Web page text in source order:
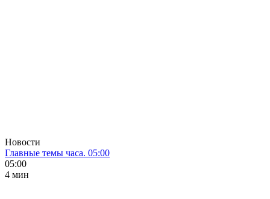
Новости
Главные темы часа. 05:00
05:00
4 мин